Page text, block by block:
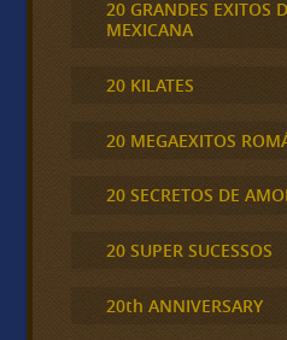
20 GRANDES EXITOS
MEXICANA
20 KILATES
20 MEGAEXITOS
20 SECRETOS DE
20 SUPER SUCESSOS
20th ANNIVERSARY